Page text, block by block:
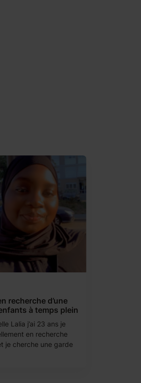
recherche d’une
à temps plein
Lalia j’ai 23 ans je
en recherche
je cherche une garde